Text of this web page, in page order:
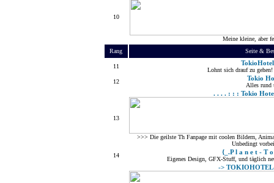
10
Meine kleine, aber
Rang
Seite &
11
Lohnt sich drauf zu
12
Tokio
Alles rund
13
. . . . : : : Tokio
>>> Die geilste Th Fanpage mit coolen Bildern,
Unbedingt
14
{_.P l a n e t - T
Eigenes Design, GFX-Stuff, und täglich
->